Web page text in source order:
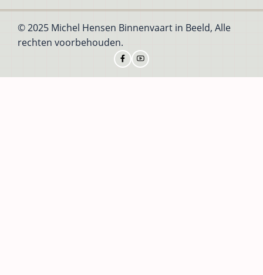
© 2025 Michel Hensen Binnenvaart in Beeld, Alle
rechten voorbehouden.